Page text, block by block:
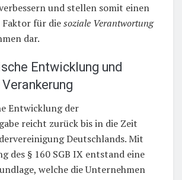
und stellen somit einen
für diesoziale Verantwortung
dar.
Entwicklung und
Entwicklung der
reicht zurück bis in die Zeit
Deutschlands. Mit
des § 160 SGB IX entstand eine
welche die Unternehmen